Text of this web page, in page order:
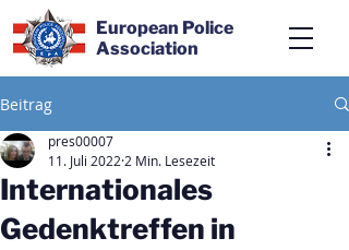
European Police
Association
Beitrag
Internationales
Gedenktreffen in
pres00007
11. Juli 2022 2 Min. Lesezeit